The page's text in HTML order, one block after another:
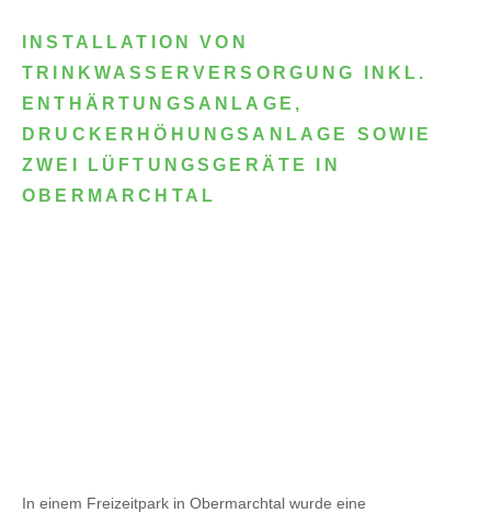
INSTALLATION VON
TRINKWASSERVERSORGUNG INKL.
ENTHÄRTUNGSANLAGE,
DRUCKERHÖHUNGSANLAGE SOWIE
ZWEI LÜFTUNGSGERÄTE IN
OBERMARCHTAL
In einem Freizeitpark in Obermarchtal wurde eine